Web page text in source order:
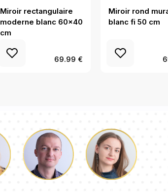
Miroir rectangulaire
moderne blanc 60x40
cm
69.99 €
Miroir rond
blanc fi 50 cm